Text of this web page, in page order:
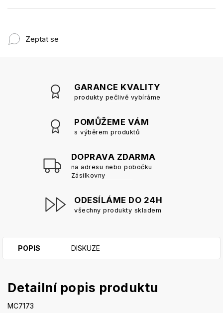
Zeptat se
GARANCE KVALITY
produkty pečlivě vybíráme
POMŮŽEME VÁM
s výběrem produktů
DOPRAVA ZDARMA
na adresu nebo pobočku
Zásilkovny
ODESÍLÁME DO 24H
všechny produkty skladem
POPIS DISKUZE
Detailní popis produktu
MC7173